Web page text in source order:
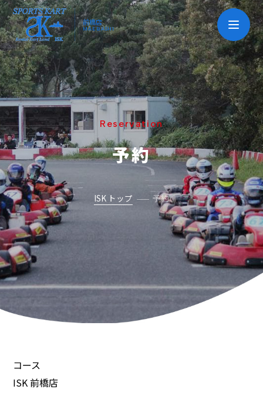
前橋店
MAEBASHI
Reservation
予約
ISK トップ 予約
コース
ISK 前橋店